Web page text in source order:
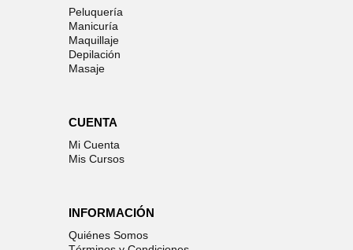
Peluquería
Manicuría
Maquillaje
Depilación
Masaje
CUENTA
Mi Cuenta
Mis Cursos
INFORMACIÓN
Quiénes Somos